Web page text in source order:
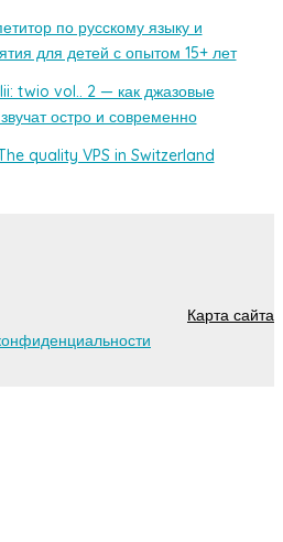
по русскому языку и
для детей с опытом 15+ лет
twio vol.. 2 — как джазовые
остро и современно
quality VPS in Switzerland
Карта сайта